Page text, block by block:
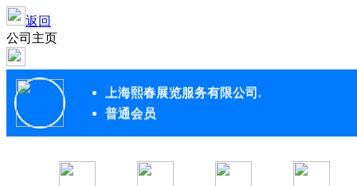
返回
公司主页
上海熙春展览服务有限公司.
普通会员